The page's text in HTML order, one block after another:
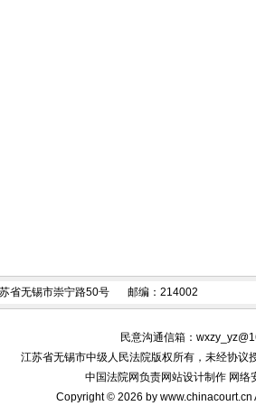
省无锡市崇宁路50号 邮编：214002
民意沟通信箱：
江苏省无锡市中级人民法院版权所有，未经协议
中国法院网负责网站设计制作 网络
Copyright © 2026 by www.chinacourt.cn